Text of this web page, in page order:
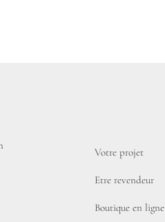
Votre projet
Etre revendeur
Boutique en ligne